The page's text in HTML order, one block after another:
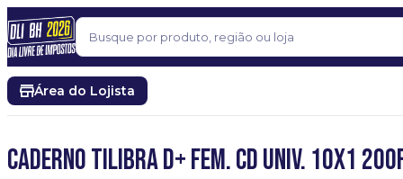
Pular para o conteúdo
Buscar
Área do Lojista
CADERNO TILIBRA D+ FEM. CD UNIV. 10X1